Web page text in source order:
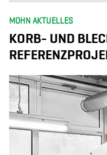
MOHN AKTUELLES
KORB- UND